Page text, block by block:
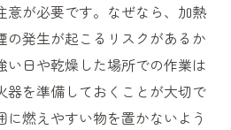
意が必要です。なぜなら、加熱
の発生が起こるリスクがあるか
い日や乾燥した場所での作業は
器を準備しておくことが大切で
燃えやすい物を置かないよう